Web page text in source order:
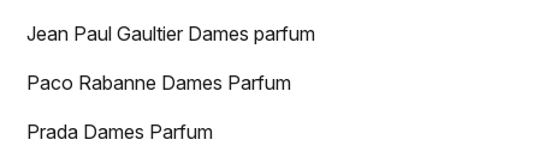
Jean Paul Gaultier Dames parfum
Paco Rabanne Dames Parfum
Prada Dames Parfum